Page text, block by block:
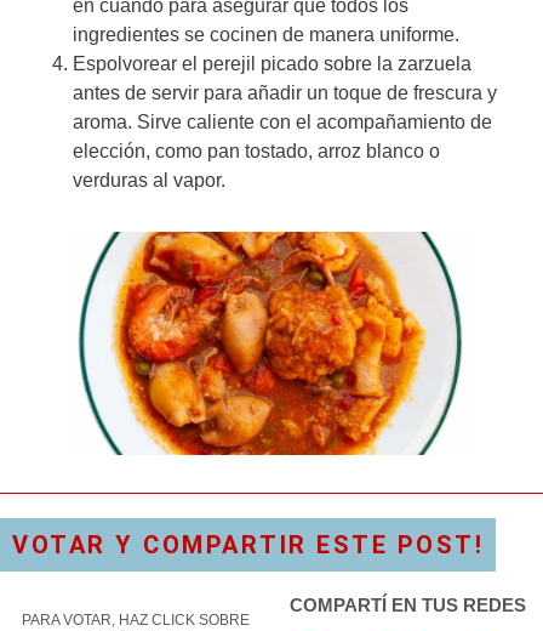
en cuando para asegurar que todos los
ingredientes se cocinen de manera uniforme.
Espolvorear el perejil picado sobre la zarzuela
antes de servir para añadir un toque de frescura y
aroma. Sirve caliente con el acompañamiento de
elección, como pan tostado, arroz blanco o
verduras al vapor.
VOTAR Y COMPARTIR ESTE POST!
PARA VOTAR, HAZ CLICK SOBRE
COMPARTÍ EN TUS REDES